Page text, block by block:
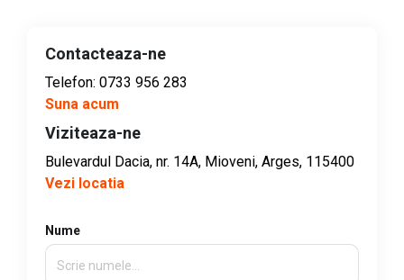
Contacteaza-ne
Telefon: 0733 956 283
Suna acum
Viziteaza-ne
Bulevardul Dacia, nr. 14A, Mioveni, Arges, 115400
Vezi locatia
Nume